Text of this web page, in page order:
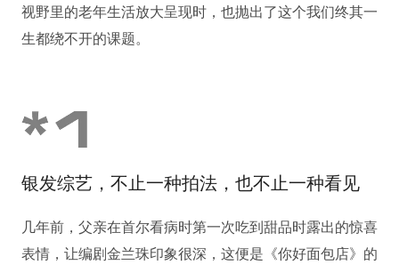
视野里的老年生活放大呈现时，也抛出了这个我们终其一
生都绕不开的课题。
银发综艺，不止一种拍法，也不止一种看见
几年前，父亲在首尔看病时第一次吃到甜品时露出的惊喜
表情，让编剧金兰珠印象很深，这便是《你好面包店》的